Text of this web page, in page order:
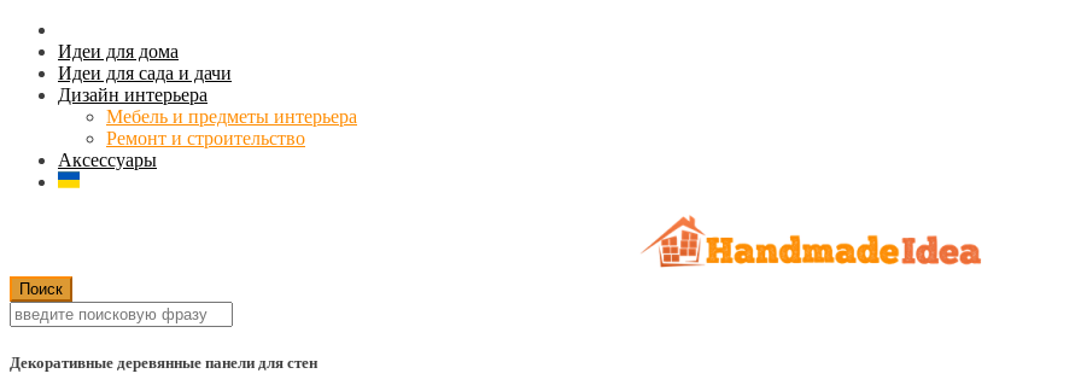
Идеи для дома
Идеи для сада и дачи
Дизайн интерьера
Мебель и предметы интерьера
Ремонт и строительство
Аксессуары
Декоративные деревянные панели для стен